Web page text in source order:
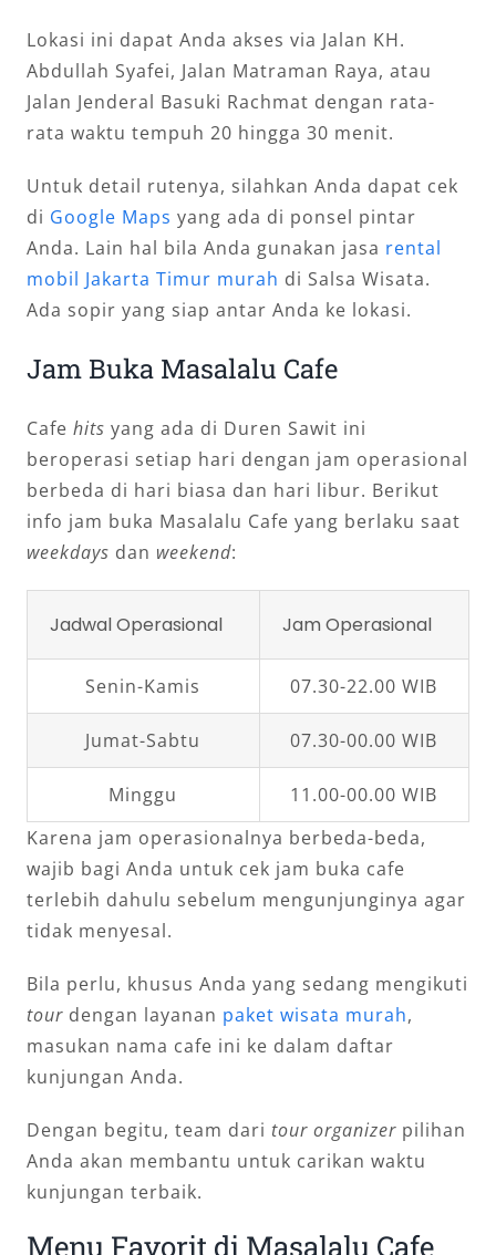
Lokasi ini dapat Anda akses via Jalan KH.
Abdullah Syafei, Jalan Matraman Raya, atau
Jalan Jenderal Basuki Rachmat dengan rata-
rata waktu tempuh 20 hingga 30 menit.
Untuk detail rutenya, silahkan Anda dapat cek
di Google Maps yang ada di ponsel pintar
Anda. Lain hal bila Anda gunakan jasa rental
mobil Jakarta Timur murah di Salsa Wisata.
Ada sopir yang siap antar Anda ke lokasi.
Jam Buka Masalalu Cafe
Cafe hits yang ada di Duren Sawit ini
beroperasi setiap hari dengan jam operasional
berbeda di hari biasa dan hari libur. Berikut
info jam buka Masalalu Cafe yang berlaku saat
weekdays dan weekend:
Jadwal Operasional Jam Operasional
Senin-Kamis 07.30-22.00 WIB
Jumat-Sabtu 07.30-00.00 WIB
Minggu
11.00-00.00 WIB
Karena jam operasionalnya berbeda-beda,
wajib bagi Anda untuk cek jam buka cafe
terlebih dahulu sebelum mengunjunginya agar
tidak menyesal.
Bila perlu, khusus Anda yang sedang mengikuti
tourdengan layanan paket wisata murah,
masukan nama cafe ini ke dalam daftar
kunjungan Anda.
Dengan begitu, team dari tour organizerpilihan
Anda akan membantu untuk carikan waktu
kunjungan terbaik.
Menu Favorit di Masalalu Cafe